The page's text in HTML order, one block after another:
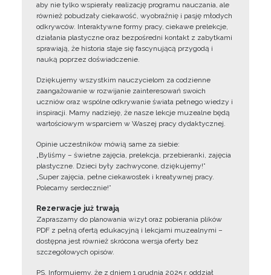
aby nie tylko wspierały realizację programu nauczania, ale
również pobudzały ciekawość, wyobraźnię i pasję młodych
odkrywców. Interaktywne formy pracy, ciekawe prelekcje,
działania plastyczne oraz bezpośredni kontakt z zabytkami
sprawiają, że historia staje się fascynującą przygodą i
nauką poprzez doświadczenie.
Dziękujemy wszystkim nauczycielom za codzienne
zaangażowanie w rozwijanie zainteresowań swoich
uczniów oraz wspólne odkrywanie świata pełnego wiedzy i
inspiracji. Mamy nadzieję, że nasze lekcje muzealne będą
wartościowym wsparciem w Waszej pracy dydaktycznej.
Opinie uczestników mówią same za siebie:
„Byliśmy – świetne zajęcia, prelekcja, przebieranki, zajęcia
plastyczne. Dzieci były zachwycone, dziękujemy!”
„Super zajęcia, pełne ciekawostek i kreatywnej pracy.
Polecamy serdecznie!”
Rezerwacje już trwają
Zapraszamy do planowania wizyt oraz pobierania plików
PDF z pełną ofertą edukacyjną i lekcjami muzealnymi –
dostępna jest również skrócona wersja oferty bez
szczegółowych opisów.
PS. Informujemy, że z dniem 1 grudnia 2025 r. oddział